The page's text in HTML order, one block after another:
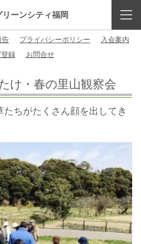
ーンシティ福岡
告 プライバシーポリシー
入会案内
録
お問合せ
け・春の里山観察会
ちがたくさん顔を出してき